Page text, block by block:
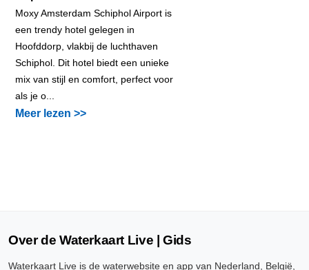
Moxy Amsterdam Schiphol Airport is
een trendy hotel gelegen in
Hoofddorp, vlakbij de luchthaven
Schiphol. Dit hotel biedt een unieke
mix van stijl en comfort, perfect voor
als je o...
Meer lezen >>
Over de Waterkaart Live | Gids
Waterkaart Live is de waterwebsite en app van Nederland, België,